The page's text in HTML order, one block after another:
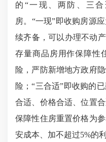
的“一现、两防、三
房。“一现”即收购房源
续齐备，可以办理不动
存量商品房用作保障性
险，严防新增地方政府
险；“三合适”即收购的
合适、价格合适、位置
保障性住房重置价格为
安成本、加不超过5%的利